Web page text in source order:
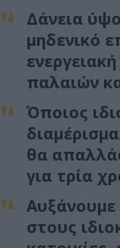
Δάνεια
μηδενικό
παλαιών
Όποιος
θα
για τρία
στους